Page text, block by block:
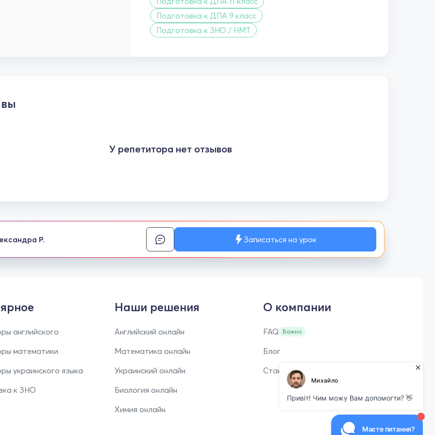
Подготовка к ДПА 9 класс
Подготовка к ЗНО / НМТ
У репетитора нет отзывов
Р. Записаться на урок
английского
математики
украинского языка
к ЗНО
Наши решения
Английский онлайн
Математика онлайн
Украинский онлайн
Биология онлайн
Химия онлайн
О компании
FAQ Важно
Блог
Стань репетитором